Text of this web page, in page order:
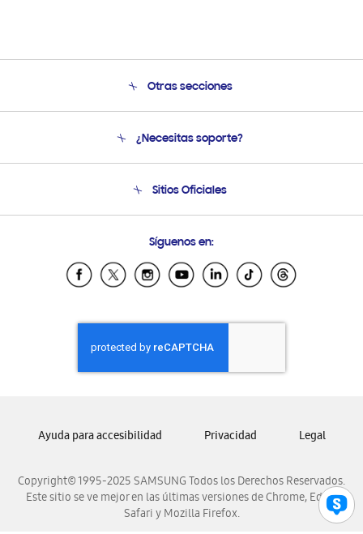
Otras secciones
Soporte
Condiciones de Compra
¿Necesitas soporte?
Soporte vía eMail
Sitios Oficiales
Samsung Ecuador
Samsung El Salvador
Samsung Honduras
Samsung Nicaragua
Samsung Panamá
Samsung Venezuela
Síguenos en:
Copyright© 1995-2025 SAMSUNG Todos los Derechos Reservados.
Este sitio se ve mejor en las últimas versiones de Chrome, Edge,
Safari y Mozilla Firefox.
Ayuda para accesibilidad Privacidad Legal